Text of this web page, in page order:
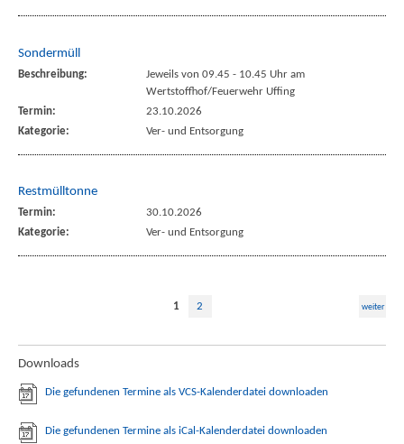
Sondermüll
Beschreibung:
Jeweils von 09.45 - 10.45 Uhr am
Wertstoffhof/Feuerwehr Uffing
Termin:
23.10.2026
Kategorie:
Ver- und Entsorgung
Restmülltonne
Termin:
30.10.2026
Kategorie:
Ver- und Entsorgung
1 2 weiter
Downloads
Die gefundenen Termine als VCS-Kalenderdatei downloaden
Die gefundenen Termine als iCal-Kalenderdatei downloaden